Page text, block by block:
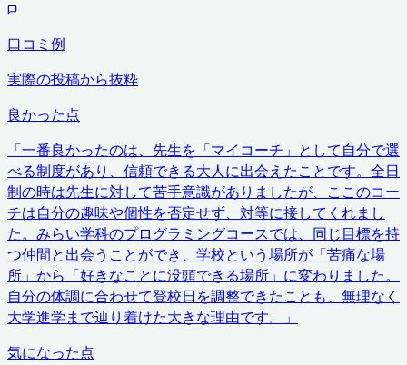
口コミ例
実際の投稿から抜粋
良かった点
「一番良かったのは、先生を「マイコーチ」として自分で選
べる制度があり、信頼できる大人に出会えたことです。全日
制の時は先生に対して苦手意識がありましたが、ここのコー
チは自分の趣味や個性を否定せず、対等に接してくれまし
た。みらい学科のプログラミングコースでは、同じ目標を持
つ仲間と出会うことができ、学校という場所が「苦痛な場
所」から「好きなことに没頭できる場所」に変わりました。
自分の体調に合わせて登校日を調整できたことも、無理なく
大学進学まで辿り着けた大きな理由です。
」
気になった点